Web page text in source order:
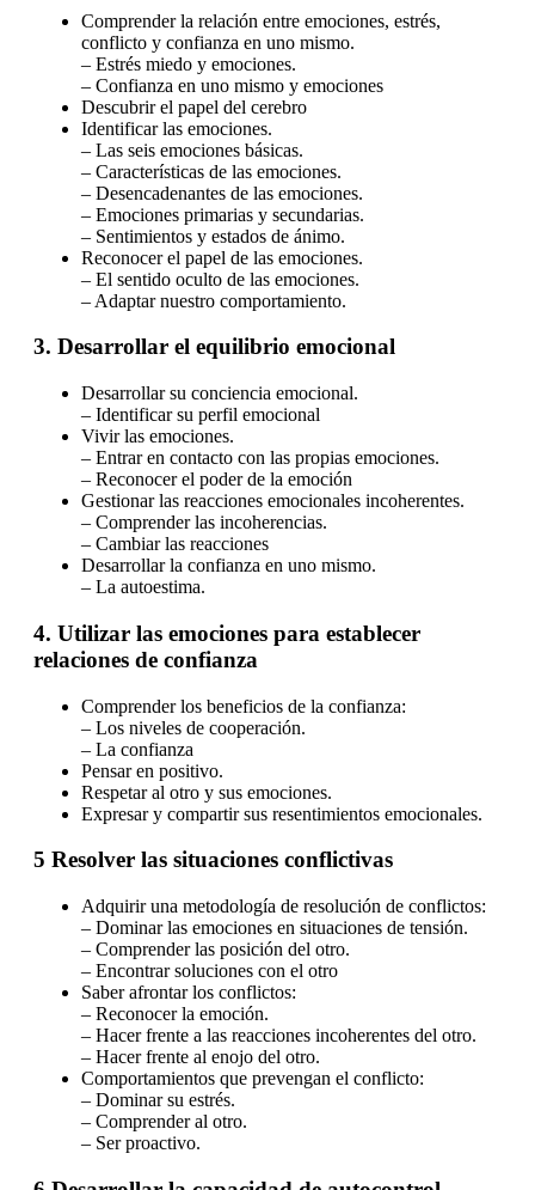
Comprender la relación entre emociones, estrés,
conflicto y confianza en uno mismo.
– Estrés miedo y emociones.
– Confianza en uno mismo y emociones
Descubrir el papel del cerebro
Identificar las emociones.
– Las seis emociones básicas.
– Características de las emociones.
– Desencadenantes de las emociones.
– Emociones primarias y secundarias.
– Sentimientos y estados de ánimo.
Reconocer el papel de las emociones.
– El sentido oculto de las emociones.
– Adaptar nuestro comportamiento.
3. Desarrollar el equilibrio emocional
Desarrollar su conciencia emocional.
– Identificar su perfil emocional
Vivir las emociones.
– Entrar en contacto con las propias emociones.
– Reconocer el poder de la emoción
Gestionar las reacciones emocionales incoherentes.
– Comprender las incoherencias.
– Cambiar las reacciones
Desarrollar la confianza en uno mismo.
– La autoestima.
4. Utilizar las emociones para establecer
relaciones de confianza
Comprender los beneficios de la confianza:
– Los niveles de cooperación.
– La confianza
Pensar en positivo.
Respetar al otro y sus emociones.
Expresar y compartir sus resentimientos emocionales.
5 Resolver las situaciones conflictivas
Adquirir una metodología de resolución de conflictos:
– Dominar las emociones en situaciones de tensión.
– Comprender las posición del otro.
– Encontrar soluciones con el otro
Saber afrontar los conflictos:
– Reconocer la emoción.
– Hacer frente a las reacciones incoherentes del otro.
– Hacer frente al enojo del otro.
Comportamientos que prevengan el conflicto:
– Dominar su estrés.
– Comprender al otro.
– Ser proactivo.